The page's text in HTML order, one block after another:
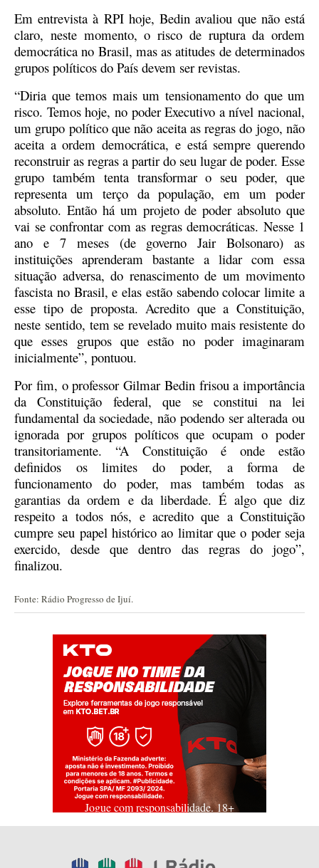
Em entrevista à RPI hoje, Bedin avaliou que não está
claro, neste momento, o risco de ruptura da ordem
democrática no Brasil, mas as atitudes de determinados
grupos políticos do País devem ser revistas.
“Diria que temos mais um tensionamento do que um
risco. Temos hoje, no poder Executivo a nível nacional,
um grupo político que não aceita as regras do jogo, não
aceita a ordem democrática, e está sempre querendo
reconstruir as regras a partir do seu lugar de poder. Esse
grupo também tenta transformar o seu poder, que
representa um terço da população, em um poder
absoluto. Então há um projeto de poder absoluto que
vai se confrontar com as regras democráticas. Nesse 1
ano e 7 meses (de governo Jair Bolsonaro) as
instituições aprenderam bastante a lidar com essa
situação adversa, do renascimento de um movimento
fascista no Brasil, e elas estão sabendo colocar limite a
esse tipo de proposta. Acredito que a Constituição,
neste sentido, tem se revelado muito mais resistente do
que esses grupos que estão no poder imaginaram
inicialmente”, pontuou.
Por fim, o professor Gilmar Bedin frisou a importância
da Constituição federal, que se constitui na lei
fundamental da sociedade, não podendo ser alterada ou
ignorada por grupos políticos que ocupam o poder
transitoriamente. “A Constituição é onde estão
definidos os limites do poder, a forma de
funcionamento do poder, mas também todas as
garantias da ordem e da liberdade. É algo que diz
respeito a todos nós, e acredito que a Constituição
cumpre seu papel histórico ao limitar que o poder seja
exercido, desde que dentro das regras do jogo”,
finalizou.
Fonte: Rádio Progresso de Ijuí.
Jogue com responsabilidade. 18+